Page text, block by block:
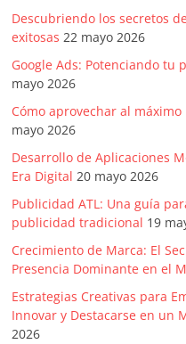
Descubriendo los secretos
exitosas 22 mayo 2026
Google Ads: Potenciando tu
mayo 2026
Cómo aprovechar al
mayo 2026
Desarrollo de Aplicaciones
Era Digital 20 mayo 2026
Publicidad ATL: Una guía
publicidad tradicional 19
Crecimiento de Marca: El
Presencia Dominante en el
Estrategias Creativas para
Innovar y Destacarse en un
2026